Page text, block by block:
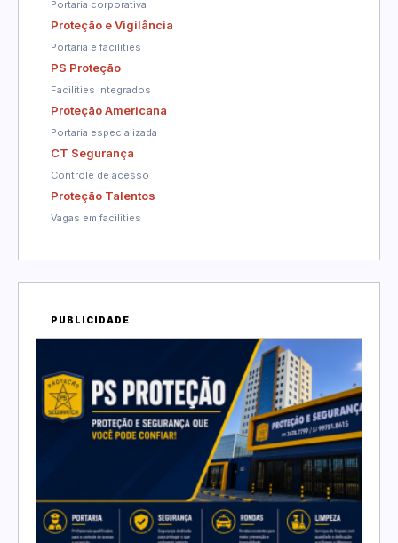
Portaria corporativa
Proteção e Vigilância
Portaria e facilities
PS Proteção
Facilities integrados
Proteção Americana
Portaria especializada
CT Segurança
Controle de acesso
Proteção Talentos
Vagas em facilities
PUBLICIDADE